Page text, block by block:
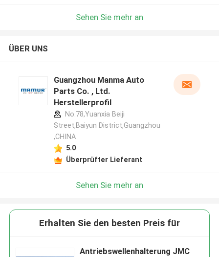
Sehen Sie mehr an
ÜBER UNS
Guangzhou Manma Auto
Parts Co. , Ltd.
Herstellerprofil
No.78,Yuanxia Beiji
Street,Baiyun District,Guangzhou
,CHINA
5.0
Überprüfter Lieferant
Sehen Sie mehr an
Erhalten Sie den besten Preis für
Antriebswellenhalterung JMC